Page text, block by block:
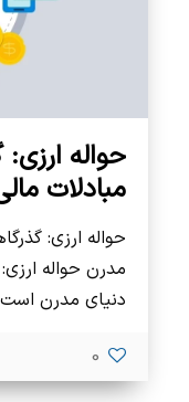
حواله
مبادلات
حواله ارزی:
مدرن حواله
دنیای مدرن
0